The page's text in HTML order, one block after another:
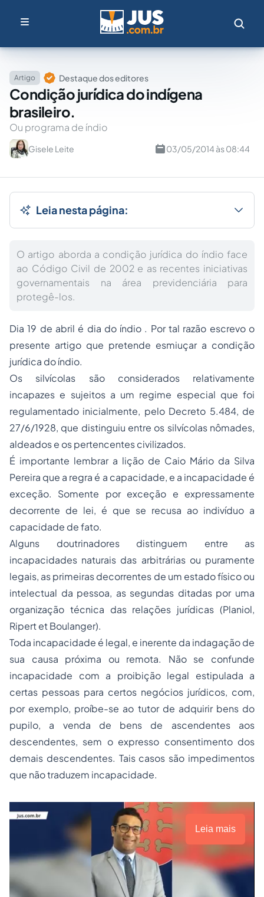
Artigo Destaque dos editores
Condição jurídica do indígena
brasileiro.
Ou programa de índio
Gisele Leite 03/05/2014 às 08:44
Leia nesta página:
O artigo aborda a condição jurídica do índio face
ao Código Civil de 2002 e as recentes iniciativas
governamentais na área previdenciária para
protegê-los.
Dia 19 de abril é dia do índio . Por tal razão escrevo o
presente artigo que pretende esmiuçar a condição
jurídica do índio.
Os silvícolas são considerados relativamente
incapazes e sujeitos a um regime especial que foi
regulamentado inicialmente, pelo Decreto 5.484, de
27/6/1928, que distinguiu entre os silvícolas nômades,
aldeados e os pertencentes civilizados.
É importante lembrar a lição de Caio Mário da Silva
Pereira que a regra é a capacidade, e a incapacidade é
exceção. Somente por exceção e expressamente
decorrente de lei, é que se recusa ao indivíduo a
capacidade de fato.
Alguns doutrinadores distinguem entre as
incapacidades naturais das arbitrárias ou puramente
legais, as primeiras decorrentes de um estado físico ou
intelectual da pessoa, as segundas ditadas por uma
organização técnica das relações jurídicas (Planiol,
Ripert et Boulanger).
Toda incapacidade é legal, e inerente da indagação de
sua causa próxima ou remota. Não se confunde
incapacidade com a proibição legal estipulada a
certas pessoas para certos negócios jurídicos, com,
por exemplo, proíbe-se ao tutor de adquirir bens do
pupilo, a venda de bens de ascendentes aos
descendentes, sem o expresso consentimento dos
demais descendentes. Tais casos são impedimentos
que não traduzem incapacidade.
Leia mais